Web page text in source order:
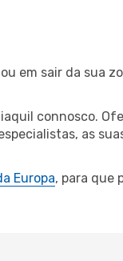
em sair da sua
connosco.
as
Europa, para que